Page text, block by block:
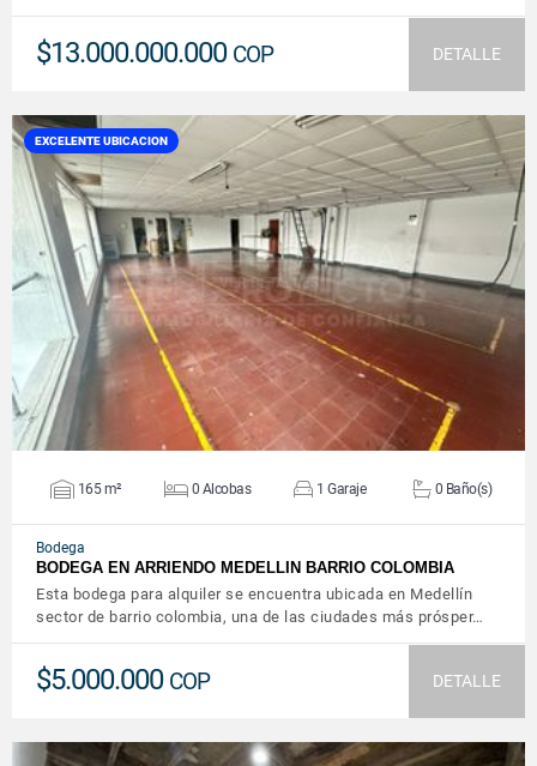
$13.000.000.000 COP DETALLE
EXCELENTE UBICACION
VER DETALLES
165 m² 0 Alcobas 1 Garaje 0 Baño(s)
Bodega
BODEGA EN ARRIENDO MEDELLIN BARRIO COLOMBIA
Esta bodega para alquiler se encuentra ubicada en Medellín
sector de barrio colombia, una de las ciudades más prósper…
$5.000.000 COP DETALLE